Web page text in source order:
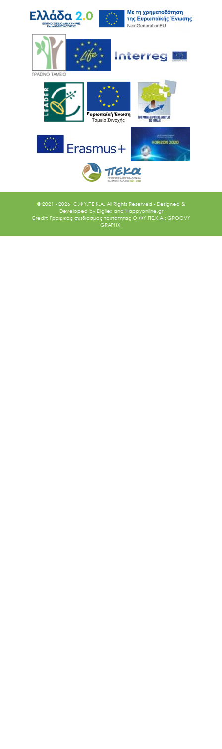
© 2021 - 2026. O.ΦΥ.ΠΕ.Κ.Α. All Rights Reserved - Designed &
Developed by Digilex and Happyonline.gr
Credit: Γραφικός σχεδιασμός ταυτότητας Ο.ΦΥ.ΠΕ.Κ.Α.: GROOVY
GRAPHX.